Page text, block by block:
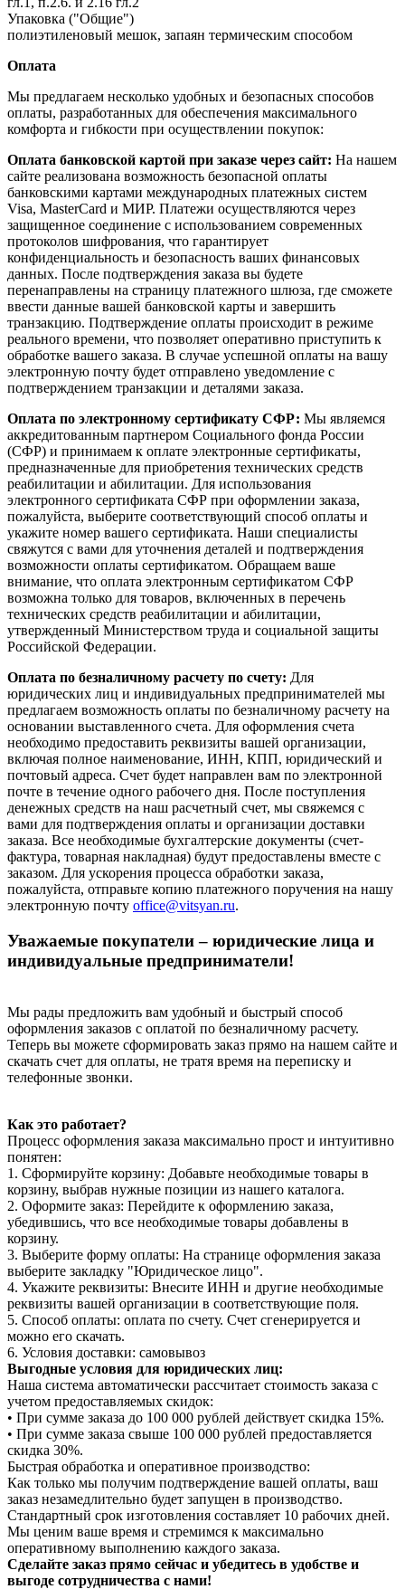
Упаковка ("Общие")
полиэтиленовый мешок, запаян термическим способом
Оплата
Мы предлагаем несколько удобных и безопасных способов
оплаты, разработанных для обеспечения максимального
комфорта и гибкости при осуществлении покупок:
Оплата банковской картой при заказе через сайт: На нашем
сайте реализована возможность безопасной оплаты
банковскими картами международных платежных систем
Visa, MasterCard и МИР. Платежи осуществляются через
защищенное соединение с использованием современных
протоколов шифрования, что гарантирует
конфиденциальность и безопасность ваших финансовых
данных. После подтверждения заказа вы будете
перенаправлены на страницу платежного шлюза, где сможете
ввести данные вашей банковской карты и завершить
транзакцию. Подтверждение оплаты происходит в режиме
реального времени, что позволяет оперативно приступить к
обработке вашего заказа. В случае успешной оплаты на вашу
электронную почту будет отправлено уведомление с
подтверждением транзакции и деталями заказа.
Оплата по электронному сертификату СФР: Мы являемся
аккредитованным партнером Социального фонда России
(СФР) и принимаем к оплате электронные сертификаты,
предназначенные для приобретения технических средств
реабилитации и абилитации. Для использования
электронного сертификата СФР при оформлении заказа,
пожалуйста, выберите соответствующий способ оплаты и
укажите номер вашего сертификата. Наши специалисты
свяжутся с вами для уточнения деталей и подтверждения
возможности оплаты сертификатом. Обращаем ваше
внимание, что оплата электронным сертификатом СФР
возможна только для товаров, включенных в перечень
технических средств реабилитации и абилитации,
утвержденный Министерством труда и социальной защиты
Российской Федерации.
Оплата по безналичному расчету по счету: Для
юридических лиц и индивидуальных предпринимателей мы
предлагаем возможность оплаты по безналичному расчету на
основании выставленного счета. Для оформления счета
необходимо предоставить реквизиты вашей организации,
включая полное наименование, ИНН, КПП, юридический и
почтовый адреса. Счет будет направлен вам по электронной
почте в течение одного рабочего дня. После поступления
денежных средств на наш расчетный счет, мы свяжемся с
вами для подтверждения оплаты и организации доставки
заказа. Все необходимые бухгалтерские документы (счет-
фактура, товарная накладная) будут предоставлены вместе с
заказом. Для ускорения процесса обработки заказа,
пожалуйста, отправьте копию платежного поручения на нашу
электронную почту office@vitsyan.ru.
Уважаемые покупатели – юридические лица и
индивидуальные предприниматели!
Мы рады предложить вам удобный и быстрый способ
оформления заказов с оплатой по безналичному расчету.
Теперь вы можете сформировать заказ прямо на нашем сайте и
скачать счет для оплаты, не тратя время на переписку и
телефонные звонки.
Как это работает?
Процесс оформления заказа максимально прост и интуитивно
понятен:
1. Сформируйте корзину: Добавьте необходимые товары в
корзину, выбрав нужные позиции из нашего каталога.
2. Оформите заказ: Перейдите к оформлению заказа,
убедившись, что все необходимые товары добавлены в
корзину.
3. Выберите форму оплаты: На странице оформления заказа
выберите закладку "Юридическое лицо".
4. Укажите реквизиты: Внесите ИНН и другие необходимые
реквизиты вашей организации в соответствующие поля.
5. Способ оплаты: оплата по счету. Счет сгенерируется и
можно его скачать.
6. Условия доставки: самовывоз
Выгодные условия для юридических лиц:
Наша система автоматически рассчитает стоимость заказа с
учетом предоставляемых скидок:
• При сумме заказа до 100 000 рублей действует скидка 15%.
• При сумме заказа свыше 100 000 рублей предоставляется
скидка 30%.
Быстрая обработка и оперативное производство:
Как только мы получим подтверждение вашей оплаты, ваш
заказ незамедлительно будет запущен в производство.
Стандартный срок изготовления составляет 10 рабочих дней.
Мы ценим ваше время и стремимся к максимально
оперативному выполнению каждого заказа.
Сделайте заказ прямо сейчас и убедитесь в удобстве и
выгоде сотрудничества с нами!